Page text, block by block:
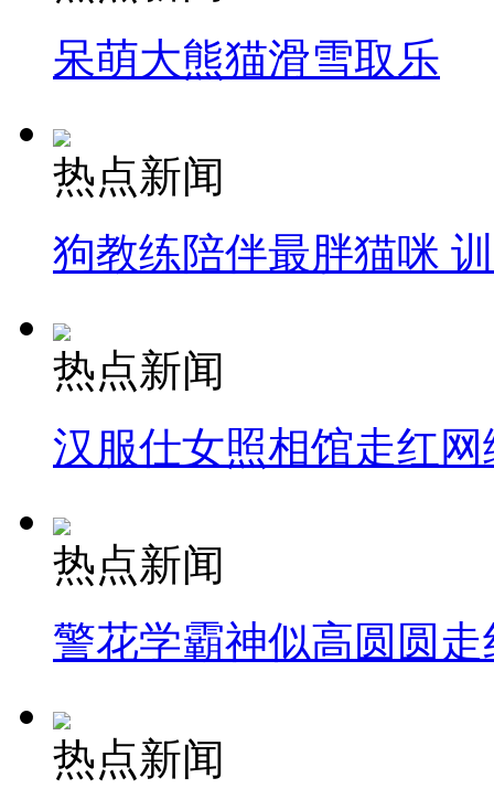
呆萌大熊猫滑雪取乐
热点新闻
狗教练陪伴最胖猫咪
热点新闻
汉服仕女照相馆走红网
热点新闻
警花学霸神似高圆圆走
热点新闻